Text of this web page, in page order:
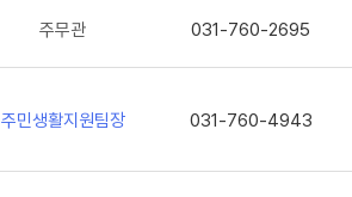
주무관 031-760-2695
주민생활지원팀장 031-760-4943